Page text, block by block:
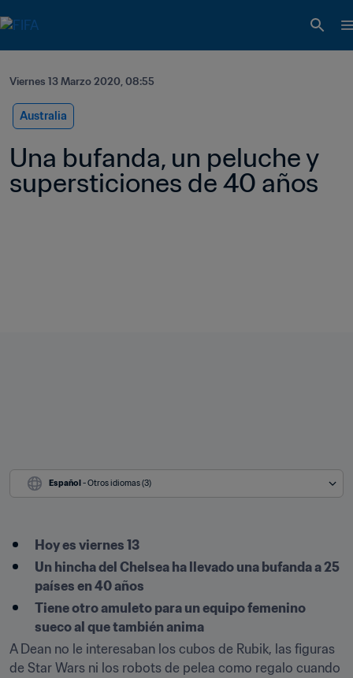
Viernes 13 Marzo 2020, 08:55
Australia
Una bufanda, un peluche y
supersticiones de 40 años
Español - Otros idiomas (3)
Hoy es viernes 13
Un hincha del Chelsea ha llevado una bufanda a 25
países en 40 años
Tiene otro amuleto para un equipo femenino
sueco al que también anima
A Dean no le interesaban los cubos de Rubik, las figuras
de Star Wars ni los robots de pelea como regalo cuando